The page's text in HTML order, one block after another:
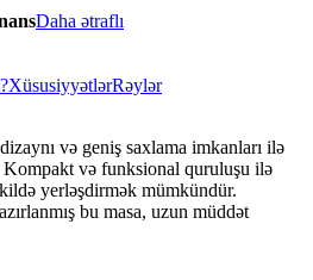
Daha ətraflı
XüsusiyyətlərRəylər
və geniş saxlama imkanları ilə
Kompakt və funksional quruluşu ilə
yerləşdirmək mümkündür.
bu masa, uzun müddət